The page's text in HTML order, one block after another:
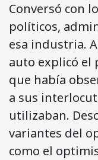
Conversó con
políticos,
esa industria.
auto explicó el
que había
a sus
utilizaban.
variantes del
como el